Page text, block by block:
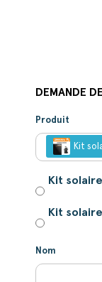
DEMANDE
Produit
Kit
Kit
Kit
Nom